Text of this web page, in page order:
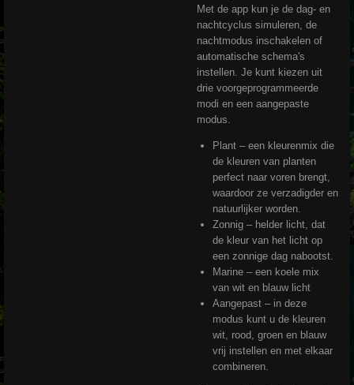
Met de app kun je de dag- en
nachtcyclus simuleren, de
nachtmodus inschakelen of
automatische schema's
instellen. Je kunt kiezen uit
drie voorgeprogrammeerde
modi en een aangepaste
modus.
Plant – een kleurenmix die
de kleuren van planten
perfect naar voren brengt,
waardoor ze verzadigder en
natuurlijker worden.
Zonnig – helder licht, dat
de kleur van het licht op
een zonnige dag nabootst.
Marine – een koele mix
van wit en blauw licht
Aangepast – in deze
modus kunt u de kleuren
wit, rood, groen en blauw
vrij instellen en met elkaar
combineren.